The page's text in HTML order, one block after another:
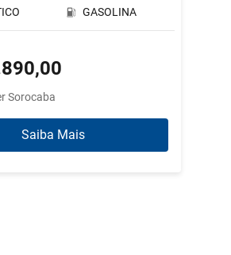
GASOLINA
Sorocaba
Saiba Mais